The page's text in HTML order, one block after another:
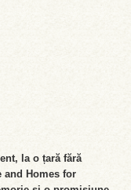
la o țară fără
and Homes for